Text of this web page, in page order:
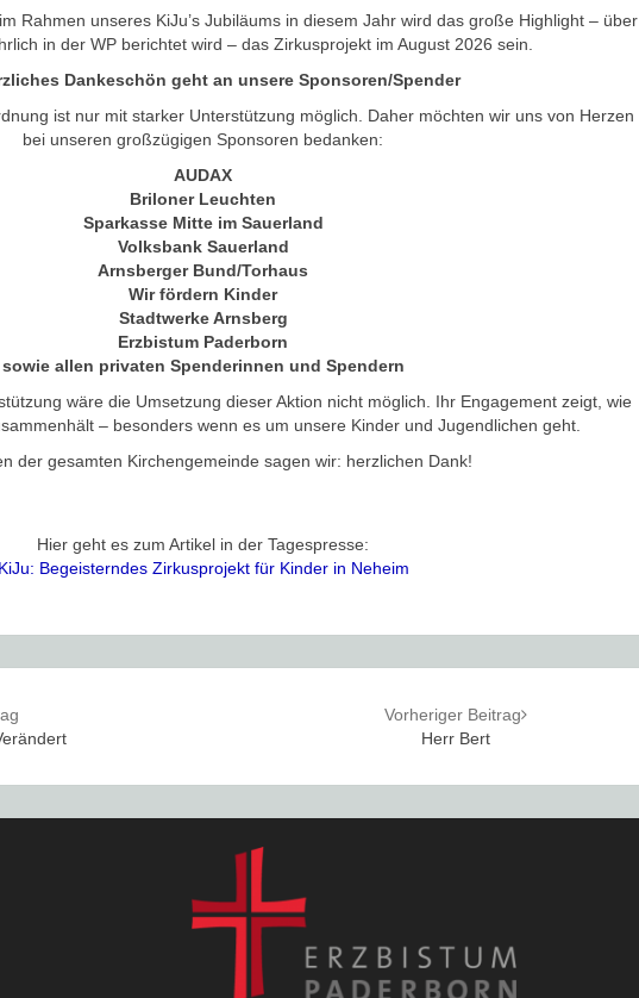
unsere
Kinder
Jugendlichen
Rahmen unseres KiJu’s Jubiläums in diesem Jahr wird das große Highlight – über
in der WP berichtet wird – das Zirkusprojekt im August 2026 sein.
Dankeschön geht an unsere Sponsoren/Spender
ist nur mit starker Unterstützung möglich. Daher möchten wir uns von Herzen
bei unseren großzügigen Sponsoren bedanken:
AUDAX
Briloner Leuchten
Sparkasse Mitte im Sauerland
Volksbank Sauerland
Arnsberger Bund/Torhaus
Wir fördern Kinder
Stadtwerke Arnsberg
Erzbistum Paderborn
sowie allen privaten Spenderinnen und Spendern
wäre die Umsetzung dieser Aktion nicht möglich. Ihr Engagement zeigt, wie
– besonders wenn es um unsere Kinder und Jugendlichen geht.
der gesamten Kirchengemeinde sagen wir: herzlichen Dank!
Hier geht es zum Artikel in der Tagespresse:
KiJu: Begeisterndes Zirkusprojekt für Kinder in Neheim
Vorheriger Beitrag
Herr Bert